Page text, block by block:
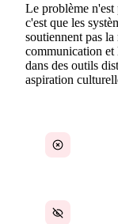
Le problème
c'est que les
soutiennent pas
communication et
dans des outils
aspiration